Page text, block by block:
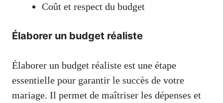
Coût et respect du budget
Élaborer un budget réaliste
Élaborer un budget réaliste est une étape
essentielle pour garantir le succès de votre
mariage. Il permet de maîtriser les dépenses et